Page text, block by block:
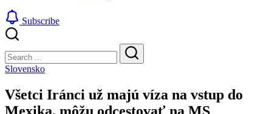
Subscribe
Search
Search
Slovensko
Všetci Iránci už majú víza na vstup do